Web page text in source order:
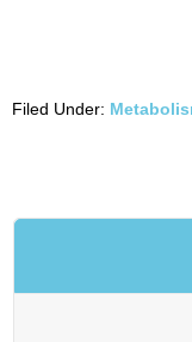
Filed Under: